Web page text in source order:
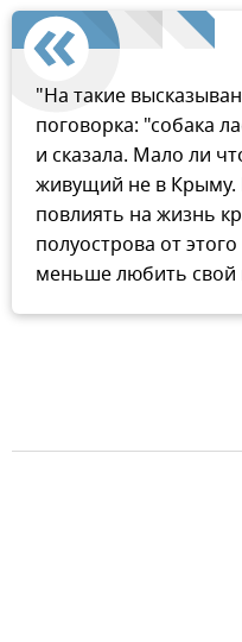
"На такие
поговорка: "собака
и сказала. Мало ли
живущий не в Крыму.
повлиять на жизнь
полуострова от
меньше любить свой